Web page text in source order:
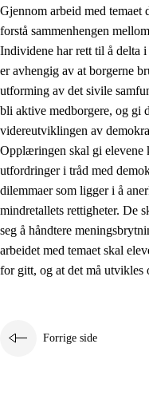
2. Prinsipper for
2.1 Sosial læring og
2.2 Kompetanse i
2.3 Grunnleggende
2.4 Å lære å lære
Tverrfaglige temaer
2.5 Tverrfaglige
2.5.1 Folkehelse og
2.5.2 Demokrati og
Gjennom arbeid med temaet
forstå sammenhengen
Individene har rett til å delta
er avhengig av at borgerne
utforming av det sivile
bli aktive medborgere, og gi
videreutviklingen av
Opplæringen skal gi elevene
utfordringer i tråd med
dilemmaer som ligger i å
mindretallets rettigheter. De
seg å håndtere
arbeidet med temaet skal
for gitt, og at det må utvikles
Forrige side